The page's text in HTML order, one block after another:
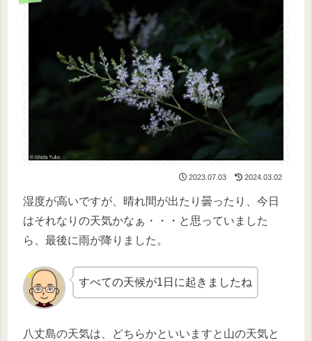
2023.07.03 2024.03.02
湿度が高いですが、晴れ間が出たり曇ったり、今日
はそれなりの天気かなぁ・・・と思っていました
ら、最後に雨が降りました。
すべての天候が1日に起きましたね
八丈島の天気は、どちらかといいますと山の天気と